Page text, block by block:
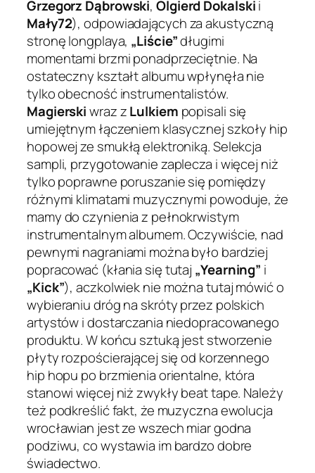
Grzegorz Dąbrowski,Olgierd Dokalskii
Mały72), odpowiadających za akustyczną
stronę longplaya, „Liście”długimi
momentami brzmi ponadprzeciętnie. Na
ostateczny kształt albumu wpłynęła nie
tylko obecność instrumentalistów.
Magierskiwraz zLulkiem popisali się
umiejętnym łączeniem klasycznej szkoły hip
hopowej ze smukłą elektroniką. Selekcja
sampli, przygotowanie zaplecza i więcej niż
tylko poprawne poruszanie się pomiędzy
różnymi klimatami muzycznymi powoduje, że
mamy do czynienia z pełnokrwistym
instrumentalnym albumem. Oczywiście, nad
pewnymi nagraniami można było bardziej
popracować (kłania się tutaj „Yearning” i
„Kick”), aczkolwiek nie można tutaj mówić o
wybieraniu dróg na skróty przez polskich
artystów i dostarczania niedopracowanego
produktu. W końcu sztuką jest stworzenie
płyty rozpościerającej się od korzennego
hip hopu po brzmienia orientalne, która
stanowi więcej niż zwykły beat tape. Należy
też podkreślić fakt, że muzyczna ewolucja
wrocławian jest ze wszech miar godna
podziwu, co wystawia im bardzo dobre
świadectwo.